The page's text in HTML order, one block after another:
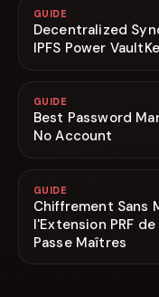
GUIDE
Decentralized
IPFS Power
GUIDE
Best Password
No Account
GUIDE
Chiffrement Sans
l'Extension PRF
Passe Maîtres